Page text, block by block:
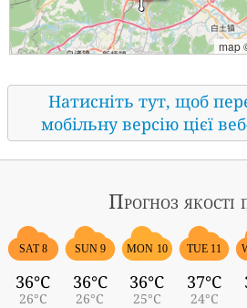
map
Натисніть тут, щоб
мобільну версію цієї
Прогноз якості
SAT 8
36°C
26°C
SUN 9
36°C
26°C
MON 10
36°C
25°C
TUE 11
37°C
24°C